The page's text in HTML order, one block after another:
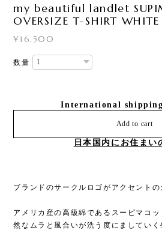
my beautiful landlet
OVERSIZE T-SHIRT WHITE
¥16,500
数量
International
Add to cart
日本国内にお住まい
ブランドのサークルロゴがアクセントの
アメリカ産の高級綿であるスーピマコ
然なムラと風合いが洗う度にましていく